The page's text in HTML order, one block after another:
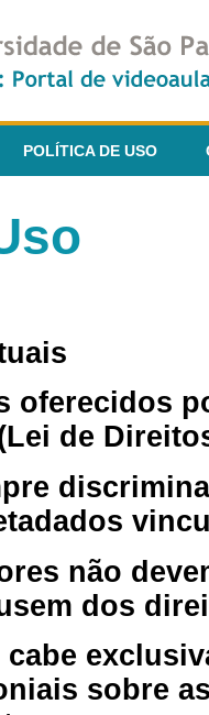
POLÍTICA DE USO
oferecidos
de
não
dos
sobre